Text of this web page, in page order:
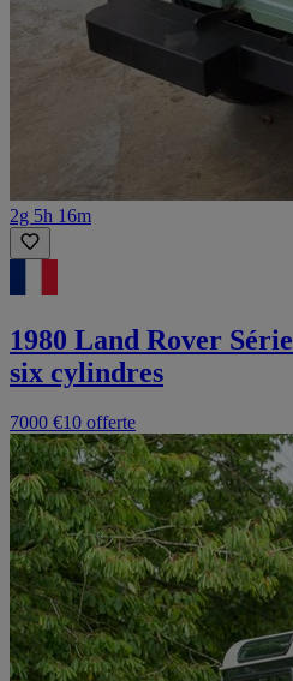
2g 5h 16m
1980 Land Rover
six cylindres
7000 €10 offerte